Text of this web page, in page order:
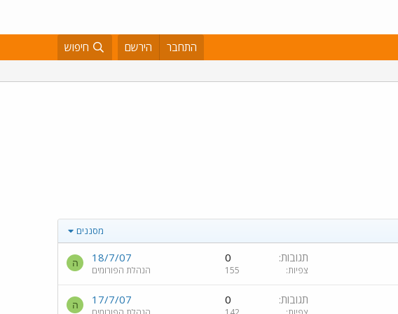
התחבר הירשם חיפוש
מסננים
תגובות 0
צפיות 155
18/7/07
הנהלת הפורומים
ה
תגובות 0
17/7/07 ה